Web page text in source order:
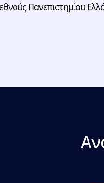
Πανεπιστημίου